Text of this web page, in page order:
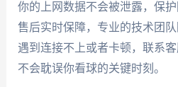
你的上网数据不会被泄露，保护
售后实时保障，专业的技术团
遇到连接不上或者卡顿，联系客
不会耽误你看球的关键时刻。